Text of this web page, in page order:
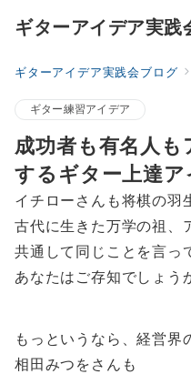
ギターアイデア実践
ギターアイデア実践会ブログ
ギター練習アイデア
成功者も有名人
するギター上達ア
イチローさんも将棋の羽
古代に生きた万学の祖、
共通して同じことを言っ
あなたはご存知でしょう
もっというなら、経営界
相田みつをさんも